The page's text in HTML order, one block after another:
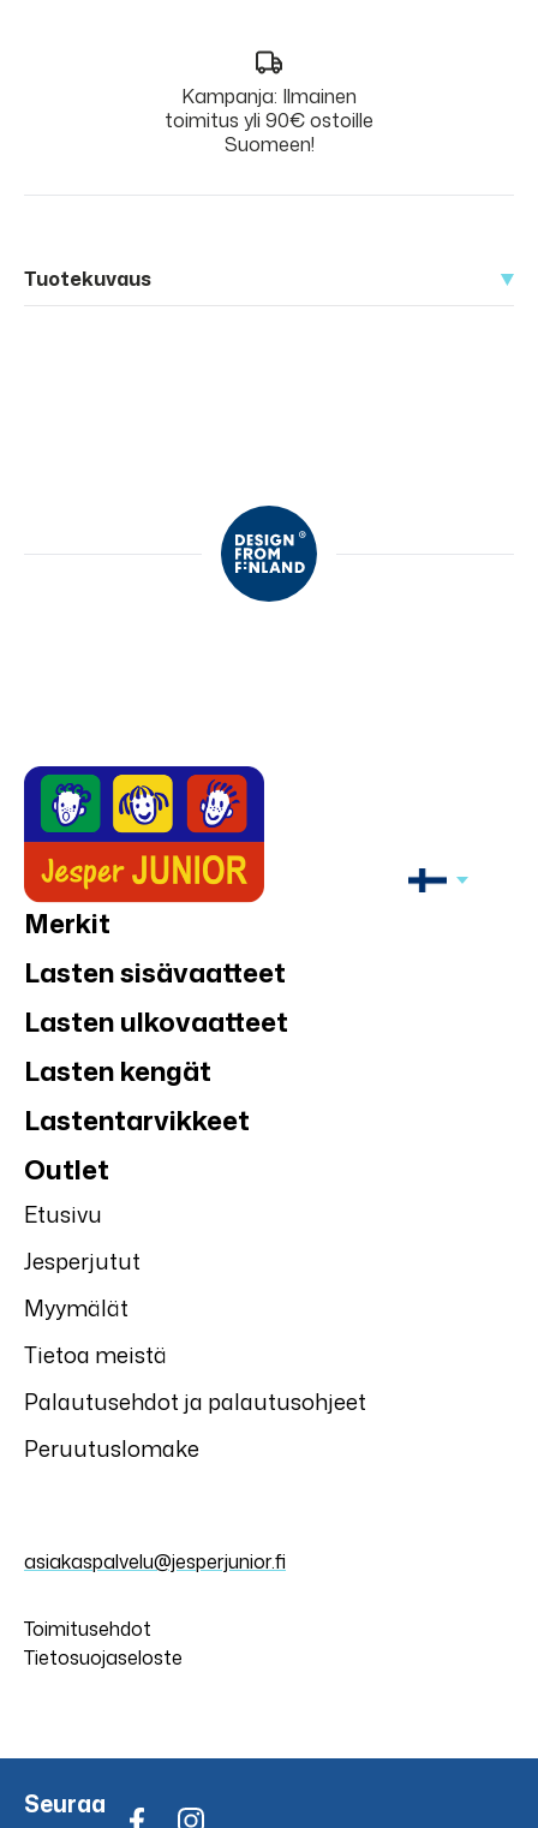
Kampanja: Ilmainen
toimitus yli 90€ ostoille
Suomeen!
Tuotekuvaus
Merkit
Lasten sisävaatteet
Lasten ulkovaatteet
Lasten kengät
Lastentarvikkeet
Outlet
Etusivu
Jesperjutut
Myymälät
Tietoa meistä
Palautusehdot ja palautusohjeet
Peruutuslomake
asiakaspalvelu@jesperjunior.fi
Toimitusehdot
Tietosuojaseloste
Seuraa